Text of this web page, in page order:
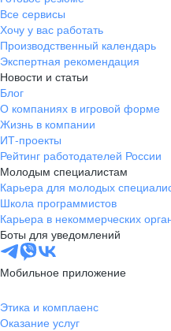
Все сервисы
Хочу у вас работать
Производственный календарь
Экспертная рекомендация
Новости и статьи
Блог
О компаниях в игровой форме
Жизнь в компании
ИТ-проекты
Рейтинг работодателей России
Молодым специалистам
Карьера для молодых
Школа программистов
Карьера в некоммерческих
Боты для уведомлений
Мобильное приложение
Этика и комплаенс
Оказание услуг